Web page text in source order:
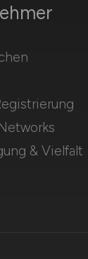
& Vielfalt